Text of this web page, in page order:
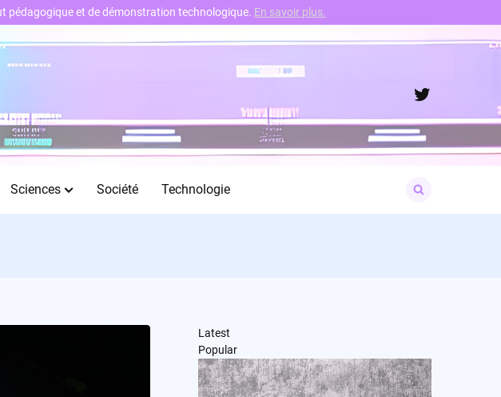
Twitter
Sciences Société Technologie
for:
Latest
Popular
pédagogique et de démonstration technologique. En savoir plus.